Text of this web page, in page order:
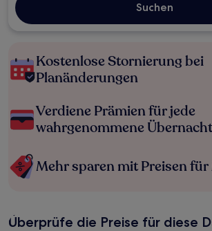
Suchen
Kostenlose Stornierung bei
Planänderungen
Verdiene Prämien für jede
wahrgenommene
Mehr sparen mit Preisen
Überprüfe die Preise für diese